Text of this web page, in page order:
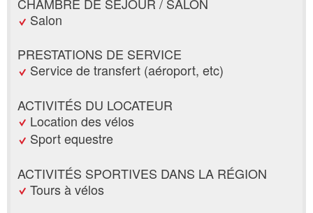
CHAMBRE DE SÉJOUR / SALON
Salon
PRESTATIONS DE SERVICE
Service de transfert (aéroport, etc)
ACTIVITÉS DU LOCATEUR
Location des vélos
Sport equestre
ACTIVITÉS SPORTIVES DANS LA RÉGION
Tours à vélos